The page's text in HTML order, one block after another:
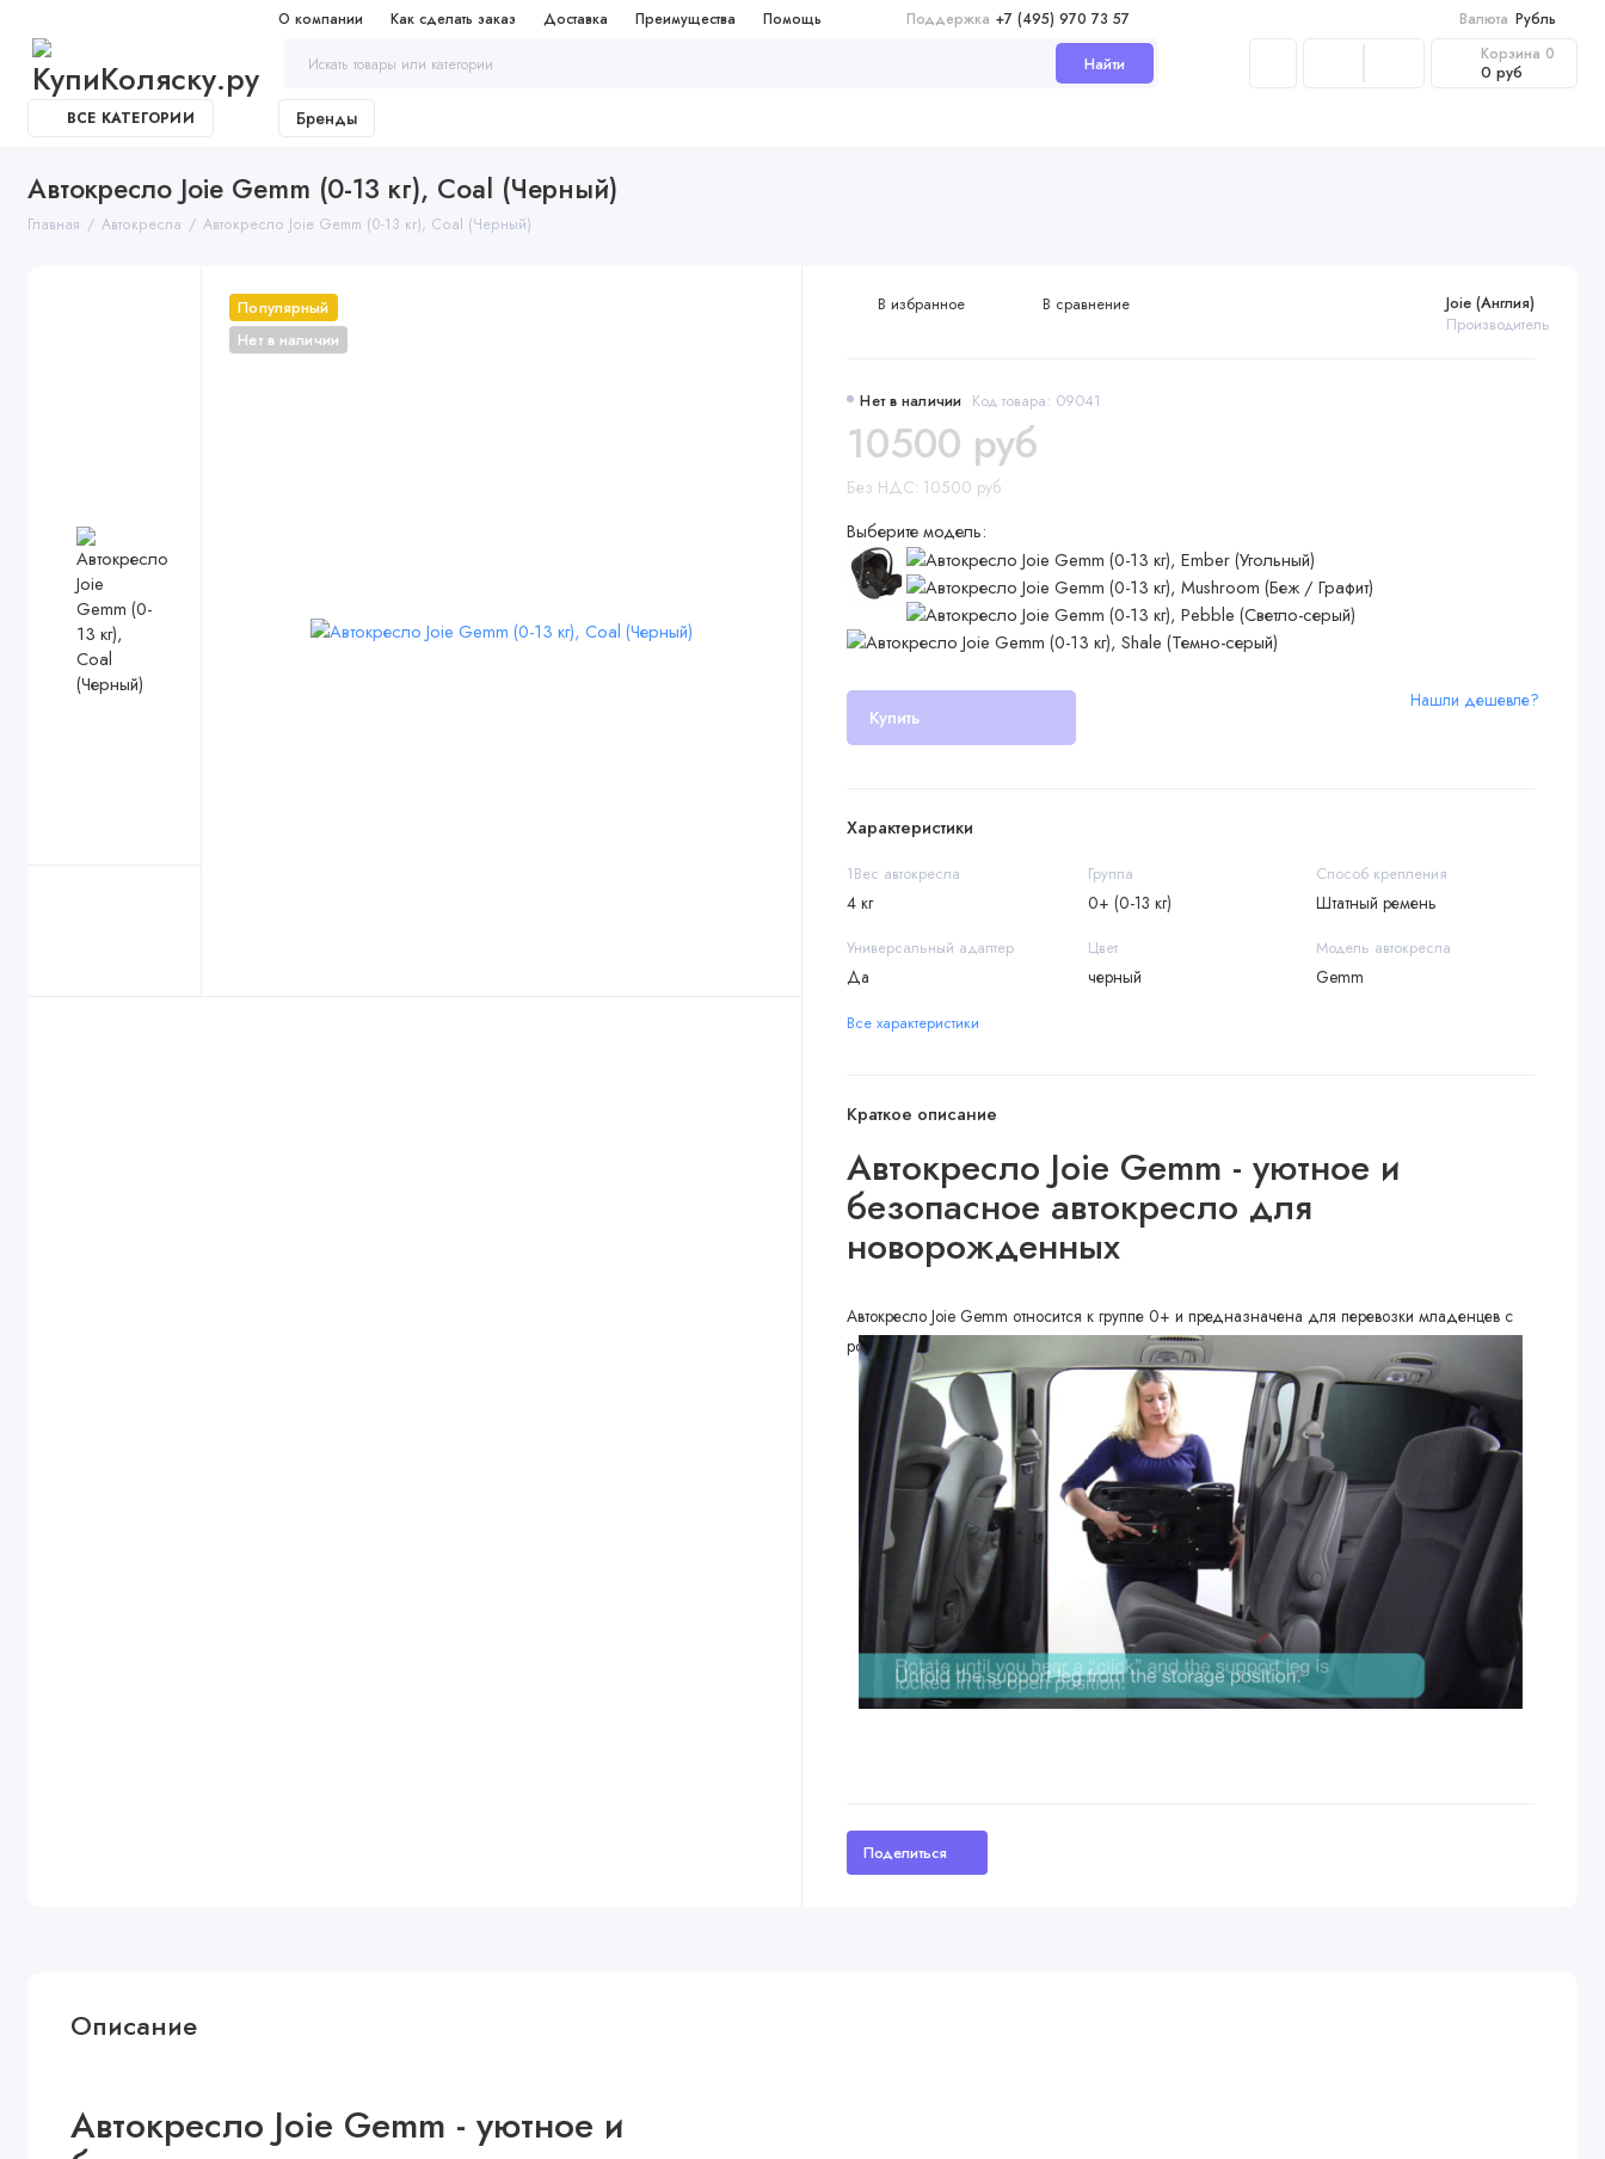
О компании Как сделать заказ Доставка Преимущества Помощь Поддержка +7 (495) 970 73 57 Валюта Рубль
Найти Корзина 0
0 руб
ВСЕ КАТЕГОРИИ Бренды
Автокресло Joie Gemm (0-13 кг), Coal (Черный)
Главная Автокресла Автокресло Joie Gemm (0-13 кг), Coal (Черный)
Популярный
Нет в наличии
Нет в наличии Код товара: 09041
Joie (Англия)
Производитель
10500 руб
Без НДС: 10500 руб
Выберите модель:
Купить
Нашли дешевле?
В избранное В сравнение
Характеристики
1Вес автокресла
4 кг
Группа
0+ (0-13 кг)
Способ крепления
Штатный ремень
Универсальный адаптер
Да
Цвет
черный
Модель автокресла
Gemm
Все характеристики
Краткое описание
Автокресло Joie Gemm​ - уютное и
безопасное автокресло для
новорожденных
Автокресло Joie Gemm относится к группе 0+ и предназначена для перевозки младенцев с
рождения и до 1,5 лет (весом до 13 кг).
Поделиться
Описание
Автокресло Joie Gemm​ - уютное и